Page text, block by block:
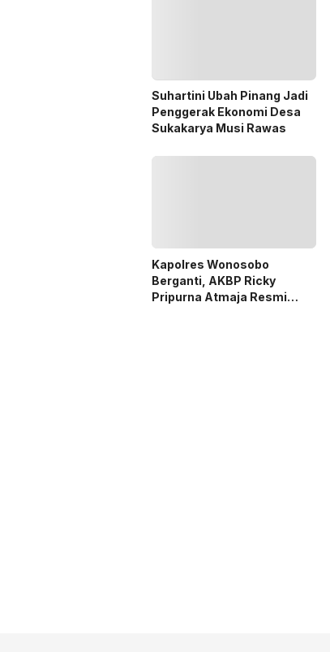
Suhartini Ubah Pinang Jadi
Penggerak Ekonomi Desa
Sukakarya Musi Rawas
Kapolres Wonosobo
Berganti, AKBP Ricky
Pripurna Atmaja Resmi